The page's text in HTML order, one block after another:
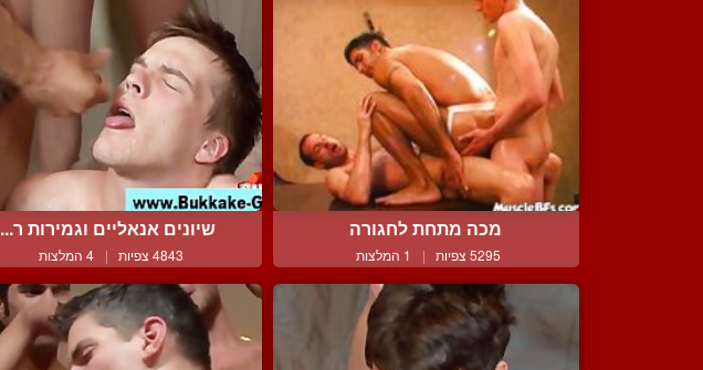
מכה מתחת לחגורה
5295 צפיות | 1 המלצות
שיונים אנאליים וגמירות ר...
4843 צפיות | 4 המלצות